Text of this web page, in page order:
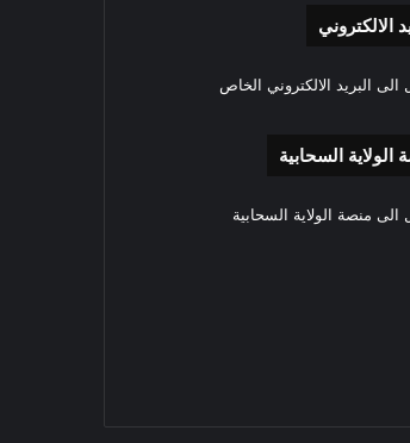
الالكتروني
الى البريد الالكتروني الخاص
الولاية السحابية
الى منصة الولاية السحابية